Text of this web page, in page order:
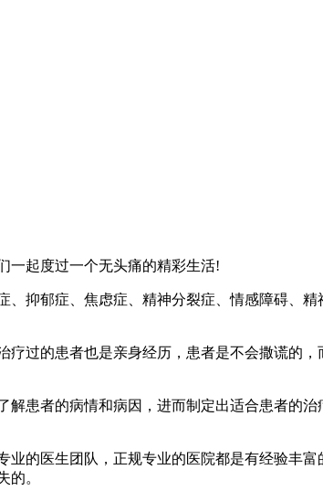
起度过一个无头痛的精彩生活!
抑郁症、焦虑症、精神分裂症、情感障碍、
过的患者也是亲身经历，患者是不会撒谎的，
者的病情和病因，进而制定出适合患者的治
的医生团队，正规专业的医院都是有经验丰富
的。